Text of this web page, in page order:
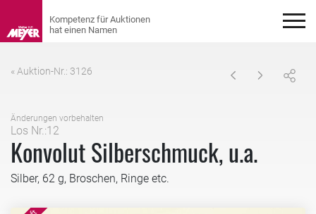
« Auktion-Nr.: 3126
Änderungen vorbehalten
Los Nr.:12
Konvolut Silberschmuck, u.a.
Silber, 62 g, Broschen, Ringe etc.